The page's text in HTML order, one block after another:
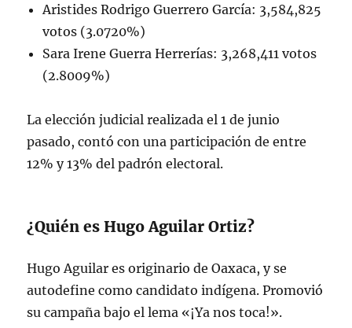
Aristides Rodrigo Guerrero García: 3,584,825
votos (3.0720%)
Sara Irene Guerra Herrerías: 3,268,411 votos
(2.8009%)
La elección judicial realizada el 1 de junio
pasado, contó con una participación de entre
12% y 13% del padrón electoral.
¿Quién es Hugo Aguilar Ortiz?
Hugo Aguilar es originario de Oaxaca, y se
autodefine como candidato indígena. Promovió
su campaña bajo el lema «¡Ya nos toca!».